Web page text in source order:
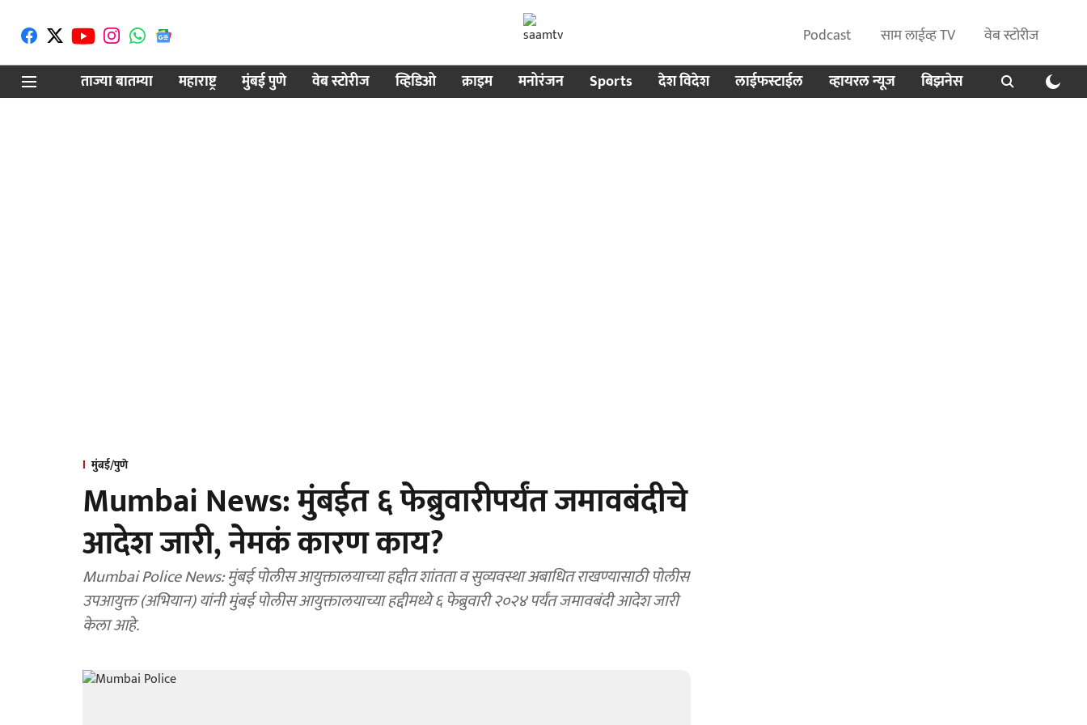
Podcast साम लाईव्ह TV
वेब स्टोरीज
ताज्या बातम्या
महाराष्ट्र मुंबई पुणे वेब स्टोरीज व्हिडिओ क्राइम मनोरंजन Sports देश विदेश लाईफस्टाईल व्हायरल न्यूज बिझनेस
मुंबई/पुणे
Mumbai News: मुंबईत ६ फेब्रुवारीपर्यंत जमावबंदीचे
आदेश जारी, नेमकं कारण काय?
Mumbai Police News: मुंबई पोलीस आयुक्तालयाच्या हद्दीत शांतता व सुव्यवस्था अबाधित राखण्यासाठी पोलीस
उपआयुक्त (अभियान) यांनी मुंबई पोलीस आयुक्तालयाच्या हद्दीमध्ये ६ फेब्रुवारी २०२४ पर्यंत जमावबंदी आदेश जारी
केला आहे.